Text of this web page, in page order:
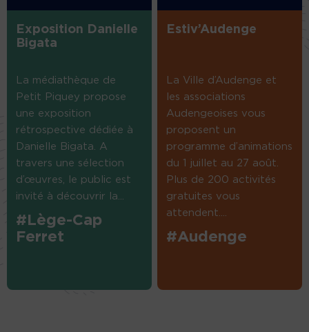
Exposition Danielle
Bigata
La médiathèque de
Petit Piquey propose
une exposition
rétrospective dédiée à
Danielle Bigata. A
travers une sélection
d’œuvres, le public est
invité à découvrir la...
#Lège-Cap
Ferret
Estiv’Audenge
La Ville d’Audenge et
les associations
Audengeoises vous
proposent un
programme d’animations
du 1 juillet au 27 août.
Plus de 200 activités
gratuites vous
attendent....
#Audenge